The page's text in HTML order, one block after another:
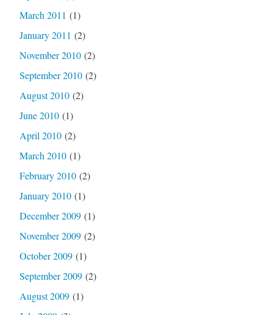
March 2011 (1)
January 2011 (2)
November 2010(2)
September 2010(2)
August 2010(2)
June 2010(1)
April 2010(2)
March 2010(1)
February 2010(2)
January 2010(1)
December 2009(1)
November 2009(2)
October 2009(1)
September 2009(2)
August 2009(1)